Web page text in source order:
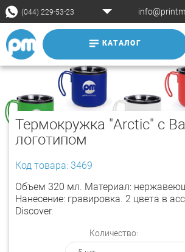
(044) 229-53-23
КАТАЛОГ
Термокружка "Arctic" с
логотипом
Код товара: 3469
Объем 320 мл. Материал:
Нанесение: гравировка. 2 цвета в
Discover.
Количество: